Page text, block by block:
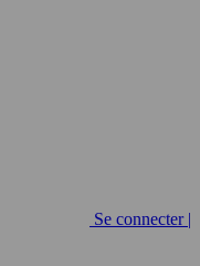
Se connecter |